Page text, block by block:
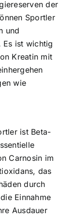
der
Sportler
und
Es ist wichtig
Kreatin mit
wie
ist Beta-
Carnosin im
das
durch
Einnahme
Ausdauer